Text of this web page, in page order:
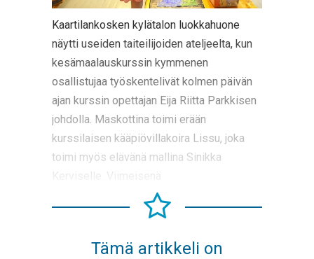
Kaartilankosken kylätalon luokkahuone
näytti useiden taiteilijoiden ateljeelta, kun
kesämaalauskurssin kymmenen
osallistujaa työskentelivät kolmen päivän
ajan kurssin opettajan Eija Riitta Parkkisen
johdolla. Maskottina toimi erään
kurssilaisen kääpiövillakoira Lissu, joka
toimi myös elävänä mallina Sinikka
Tämä artikkeli on